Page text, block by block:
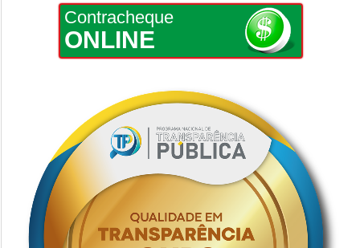
Contracheque
ONLINE